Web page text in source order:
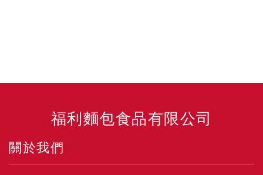
福利麵包食品有限公司
關於我們